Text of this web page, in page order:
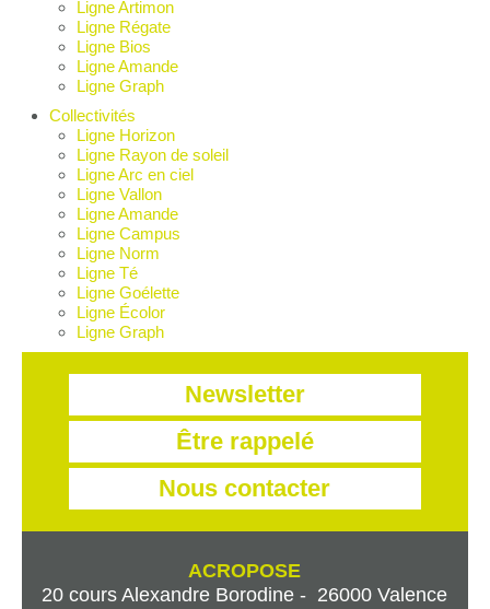
Ligne Artimon
Ligne Régate
Ligne Bios
Ligne Amande
Ligne Graph
Collectivités
Ligne Horizon
Ligne Rayon de soleil
Ligne Arc en ciel
Ligne Vallon
Ligne Amande
Ligne Campus
Ligne Norm
Ligne Té
Ligne Goélette
Ligne Écolor
Ligne Graph
Newsletter
Être rappelé
Nous contacter
ACROPOSE
20 cours Alexandre Borodine - 26000 Valence